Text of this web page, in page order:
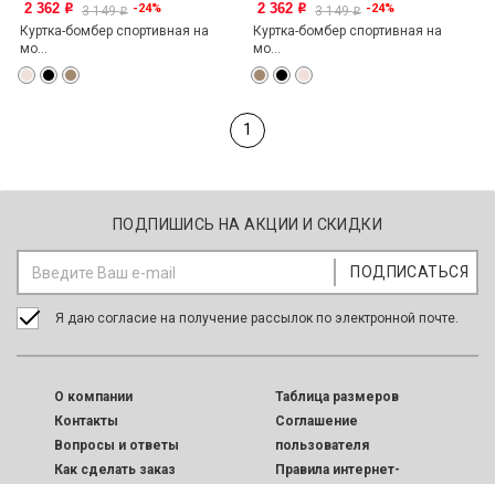
2 362 o 3 149o -24%
Куртка-бомбер спортивная на
мо...
2 362 o 3 149o -24%
Куртка-бомбер спортивная на
мо...
1
ПОДПИШИСЬ НА АКЦИИ И СКИДКИ
Я даю согласие на получение рассылок по электронной почте.
O компании
Контакты
Вопросы и ответы
Как сделать заказ
Таблица размеров
Соглашение
пользователя
Правила интернет-